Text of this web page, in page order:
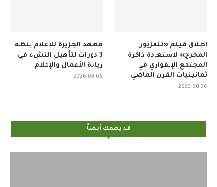
معهد الجزيرة للإعلام ينظم
3 دورات لتأهيل النشء في
ريادة الأعمال والإعلام
2026-08-06
إطلاق فيلم «تلفزيون
المخرج» لاستعادة ذاكرة
المجتمع الإيفواري في
ثمانينيات القرن الماضي
2026-08-06
قد يهمك أيضاً